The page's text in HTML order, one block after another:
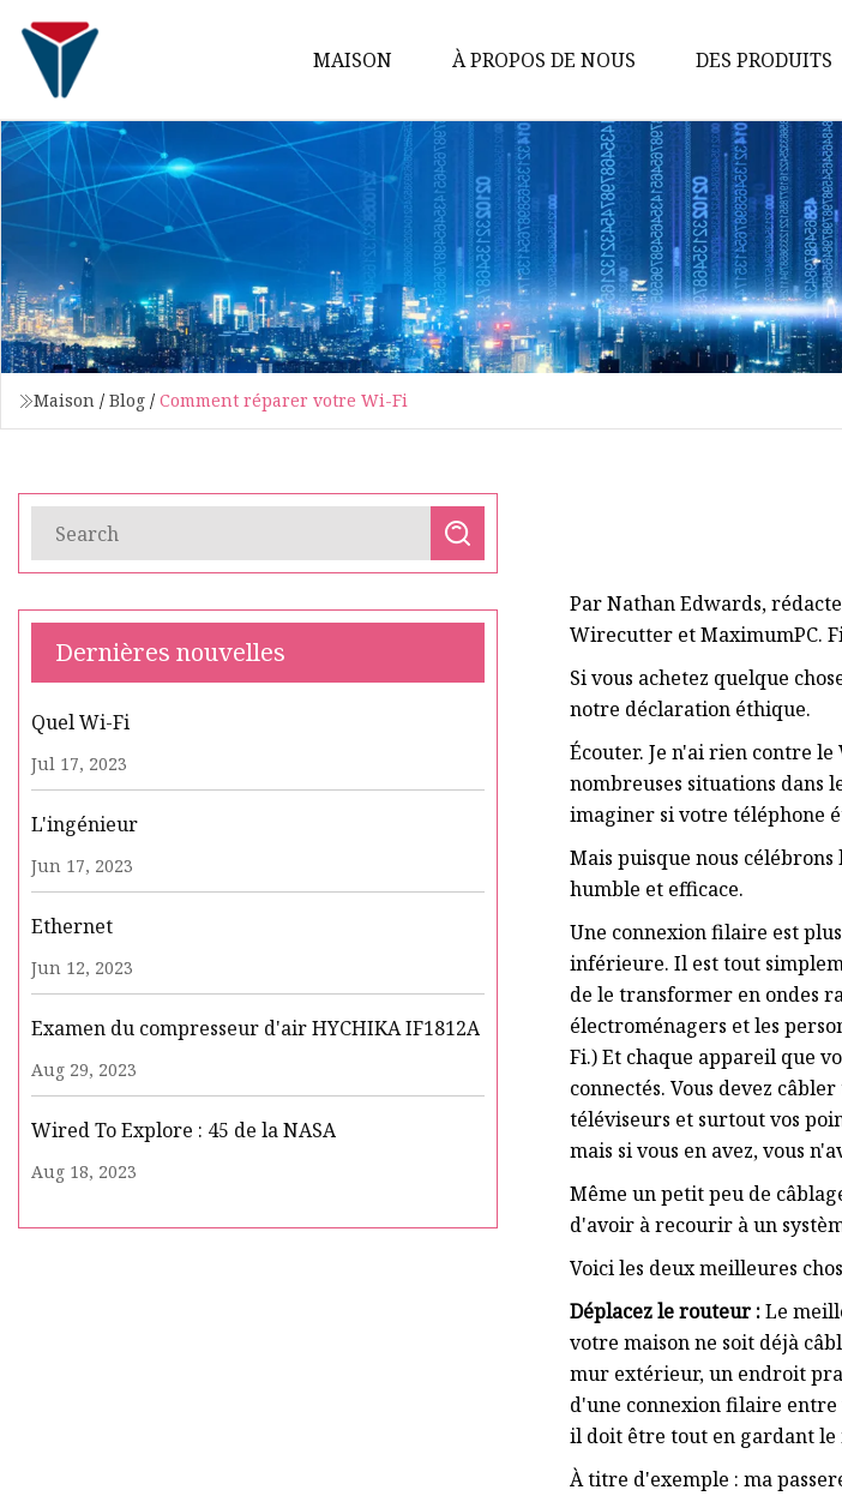
MAISON À PROPOS DE NOUS DES PRODUITS
Cordon
Faisceau de
Câble réseau
Câble CAT6
Câble CAT5e
Cordon
véhicule
Faisceau de
appareils
Cordon
Unis/Canada
Maison / Blog / Comment réparer votre Wi-Fi
Dernières nouvelles
Quel Wi-Fi
Jul 17, 2023
L'ingénieur
Jun 17, 2023
Ethernet
Jun 12, 2023
Examen du compresseur d'air HYCHIKA IF1812A
Aug 29, 2023
Wired To Explore : 45 de la NASA
Aug 18, 2023
Par Nathan Edwards,
Wirecutter et MaximumPC.
Si vous achetez quelque
notre déclaration éthique.
Écouter. Je n'ai rien contre
nombreuses situations dans
imaginer si votre téléphone
Mais puisque nous
humble et efficace.
Une connexion filaire est
inférieure. Il est tout
de le transformer en ondes
électroménagers et les
Fi.) Et chaque appareil que
connectés. Vous devez
téléviseurs et surtout vos
mais si vous en avez, vous
Même un petit peu de
d'avoir à recourir à un
Voici les deux meilleures
Déplacez le routeur :Le
votre maison ne soit déjà
mur extérieur, un endroit
d'une connexion filaire
il doit être tout en gardant le
À titre d'exemple : ma